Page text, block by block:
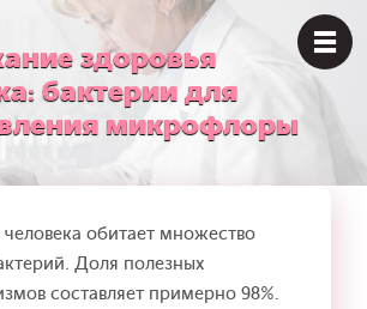
здоровья
бактерии для
микрофлоры
обитает множество
Доля полезных
составляет примерно 98%.